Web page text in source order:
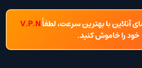
آنلاین با بهترین سرعت، لطفاًV.P.N
خود را خاموش کنید.